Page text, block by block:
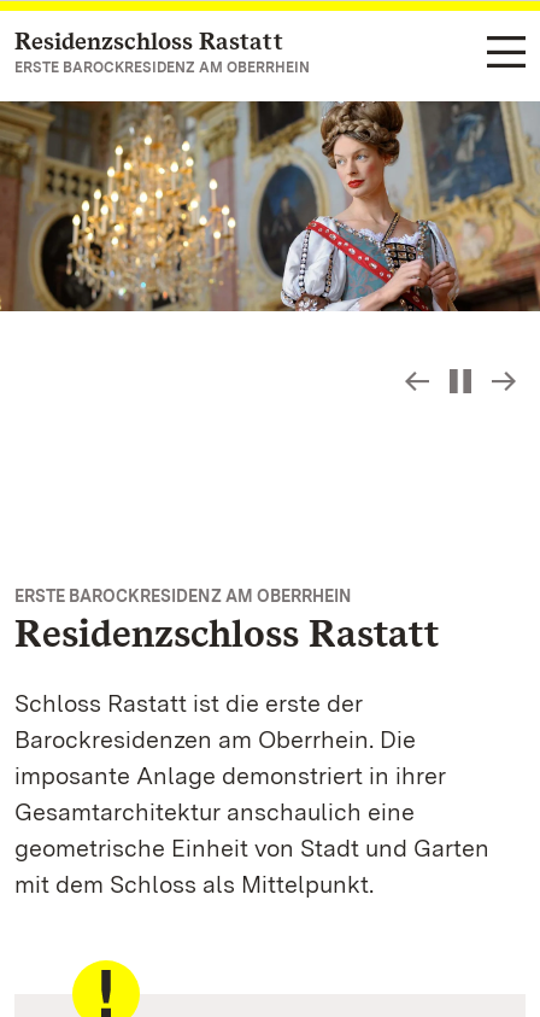
Zum Hauptinhalt springen
Residenzschloss Rastatt
ERSTE BAROCKRESIDENZ AM OBERRHEIN
ERSTE BAROCKRESIDENZ AM OBERRHEIN
Residenzschloss Rastatt
Schloss Rastatt ist die erste der
Barockresidenzen am Oberrhein. Die
imposante Anlage demonstriert in ihrer
Gesamtarchitektur anschaulich eine
geometrische Einheit von Stadt und Garten
mit dem Schloss als Mittelpunkt.